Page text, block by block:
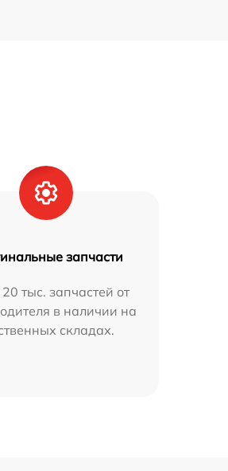
запчасти
тыс. запчастей от
в наличии на
складах.